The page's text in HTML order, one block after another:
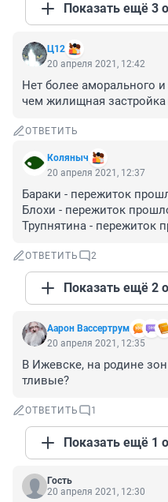
Показать ещё 3
Ц12
20 апреля 2021, 12:42
Нет более аморального
чем жилищная застройка
ОТВЕТИТЬ
Коляныч
20 апреля 2021, 12:37
Бараки - пережиток
Блохи - пережиток
Трупнятина - пережиток
ОТВЕТИТЬ 2
Показать ещё 2
Аарон Вассертрум
20 апреля 2021, 12:35
В Ижевске, на родине
тливые?
ОТВЕТИТЬ 1
Показать ещё 1
Гость
20 апреля 2021, 12:30